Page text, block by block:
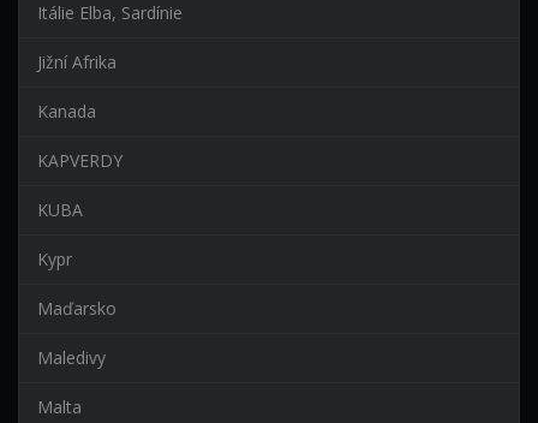
Itálie Elba, Sardínie
Jižní Afrika
Kanada
KAPVERDY
KUBA
Kypr
Maďarsko
Maledivy
Malta